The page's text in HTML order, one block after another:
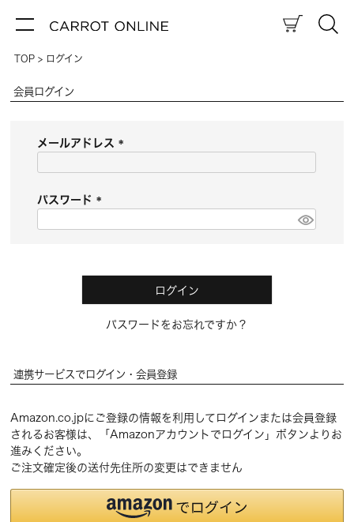
TOP ログイン
会員ログイン
メールアドレス
パスワード
ログイン
パスワードをお忘れですか？
連携サービスでログイン・会員登録
Amazon.co.jpにご登録の情報を利用してログインまたは会員登録
されるお客様は、「Amazonアカウントでログイン」ボタンよりお
進みください。
ご注文確定後の送付先住所の変更はできません